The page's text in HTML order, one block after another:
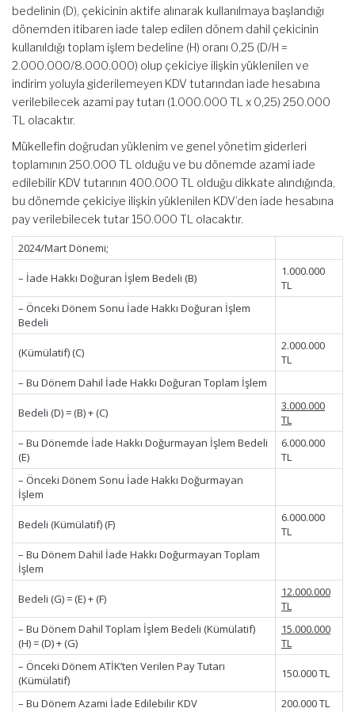
bedelinin (D), çekicinin aktife alınarak kullanılmaya başlandığı
dönemden itibaren iade talep edilen dönem dahil çekicinin
kullanıldığı toplam işlem bedeline (H) oranı 0,25 (D/H =
2.000.000/8.000.000) olup çekiciye ilişkin yüklenilen ve
indirim yoluyla giderilemeyen KDV tutarından iade hesabına
verilebilecek azami pay tutarı (1.000.000 TL x 0,25) 250.000
TL olacaktır.
Mükellefin doğrudan yüklenim ve genel yönetim giderleri
toplamının 250.000 TL olduğu ve bu dönemde azami iade
edilebilir KDV tutarının 400.000 TL olduğu dikkate alındığında,
bu dönemde çekiciye ilişkin yüklenilen KDV’den iade hesabına
pay verilebilecek tutar 150.000 TL olacaktır.
2024/Mart Dönemi;
– İade Hakkı Doğuran İşlem Bedeli (B)
1.000.000
TL
– Önceki Dönem Sonu İade Hakkı Doğuran İşlem
Bedeli
(Kümülatif) (C)
2.000.000
TL
– Bu Dönem Dahil İade Hakkı Doğuran Toplam İşlem
Bedeli (D) = (B) + (C)
3.000.000
TL
– Bu Dönemde İade Hakkı Doğurmayan İşlem Bedeli
(E)
6.000.000
TL
– Önceki Dönem Sonu İade Hakkı Doğurmayan
İşlem
Bedeli (Kümülatif) (F)
6.000.000
TL
– Bu Dönem Dahil İade Hakkı Doğurmayan Toplam
İşlem
Bedeli (G) = (E) + (F)
12.000.000
TL
– Bu Dönem Dahil Toplam İşlem Bedeli (Kümülatif)
(H) = (D) + (G)
15.000.000
TL
– Önceki Dönem ATİK’ten Verilen Pay Tutarı
(Kümülatif)
150.000 TL
– Bu Dönem Azami İade Edilebilir KDV 200.000 TL